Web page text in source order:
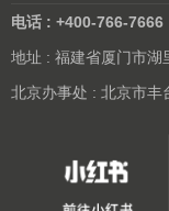
电话 : +400-766-7666
地址 : 福建省厦门市湖
北京办事处 : 北京市